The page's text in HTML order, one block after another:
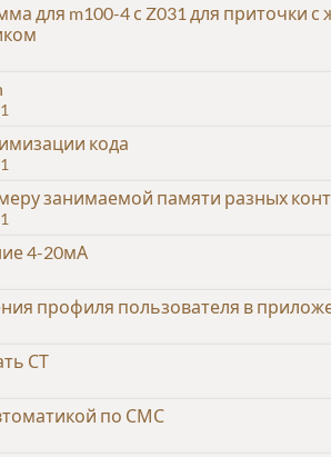
для m100-4 с Z031 для приточки с
кода
занимаемой памяти разных
4-20мА
профиля пользователя в
СТ
по СМС